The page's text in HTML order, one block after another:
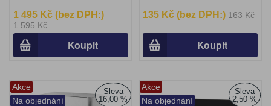
1 495 Kč (bez DPH:)
1 595 Kč
Koupit
135 Kč (bez DPH:) 163 Kč
Koupit
Akce
Na objednání
Sleva
16,00 %
Akce
Na objednání
Sleva
2,50 %